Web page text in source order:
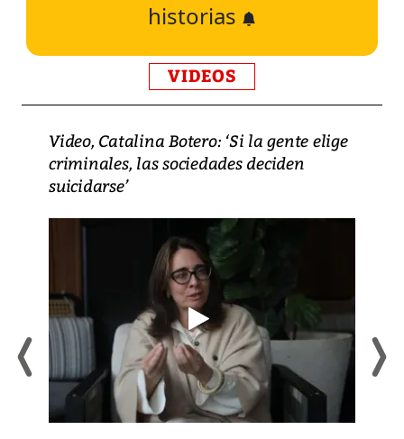
historias
VIDEOS
Video, Catalina Botero: ‘Si la gente elige
criminales, las sociedades deciden
suicidarse’